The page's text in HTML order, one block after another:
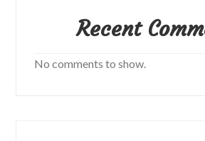
Recent
No comments to show.